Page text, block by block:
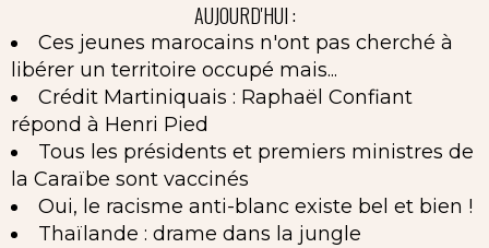
AUJOURD'HUI :
Ces jeunes marocains n'ont pas cherché à
libérer un territoire occupé mais...
Crédit Martiniquais : Raphaël Confiant
répond à Henri Pied
Tous les présidents et premiers ministres de
la Caraïbe sont vaccinés
Oui, le racisme anti-blanc existe bel et bien !
Thaïlande : drame dans la jungle